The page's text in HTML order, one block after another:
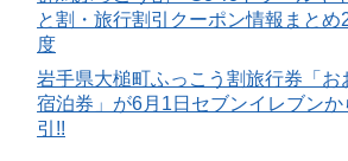
と割・旅行割引クーポン情報まと
度
岩手県大槌町ふっこう割旅行券「お
宿泊券」が6月1日セブンイレブンか
引!!